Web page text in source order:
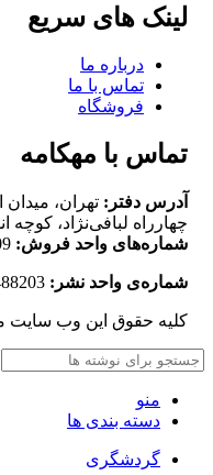
لینک های سریع
درباره ما
تماس با ما
فروشگاه
تماس با مهکامه
آدرس دفتر: تهران، میدان
چهارراه لبافی‌نژاد، کوچه انوری،
شماره‌های واحد فروش:
شماره‌‌ی واحد نشر:
کلیه حقوق این وب سایت
منو
دسته بندی ها
گردشگری